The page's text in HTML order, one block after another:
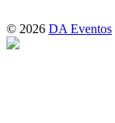
© 2026 DA Eventos